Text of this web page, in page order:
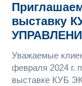
выставку
Уважаемые
февраля 2024 г.
выставке КУБ